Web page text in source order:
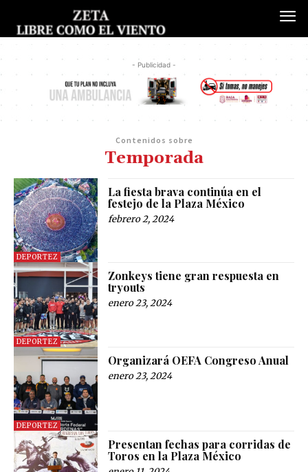
- Publicidad -
Contenidos sobre
Temporada
DEPORTEZ
La fiesta brava continúa en el
festejo de la Plaza México
febrero 2, 2024
DEPORTEZ
Zonkeys tiene gran respuesta en
tryouts
enero 23, 2024
DEPORTEZ
Organizará OEFA Congreso Anual
enero 23, 2024
Presentan fechas para corridas de
Toros en la Plaza México